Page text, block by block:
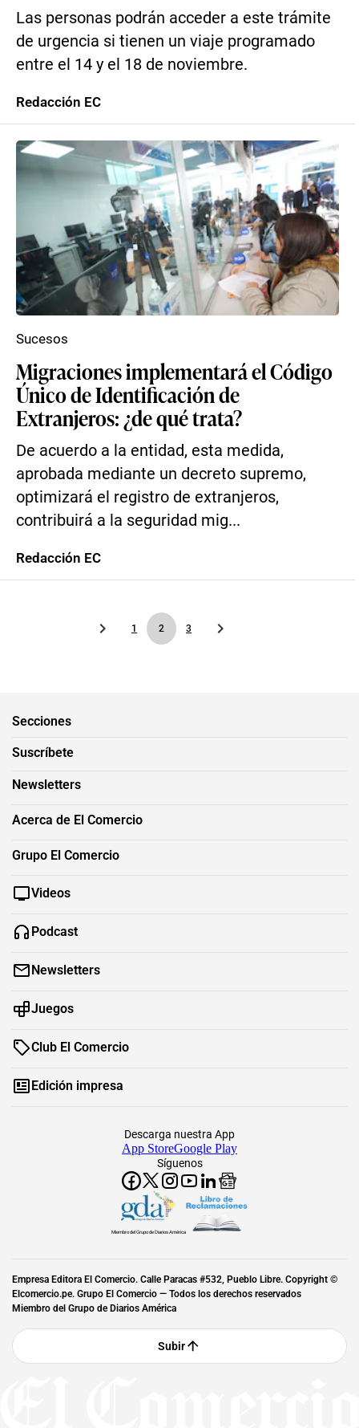
Las personas podrán acceder a este trámite
de urgencia si tienen un viaje programado
entre el 14 y el 18 de noviembre.
Redacción EC
Migraciones implementará el Código
Único de Identificación de
Extranjeros: ¿de qué trata?
De acuerdo a la entidad, esta medida,
aprobada mediante un decreto supremo,
optimizará el registro de extranjeros,
contribuirá a la seguridad mig...
Sucesos
Redacción EC
1 2 3
Secciones
Suscríbete
Newsletters
Acerca de El Comercio
Grupo El Comercio
Videos
Podcast
Newsletters
Juegos
Club El Comercio
Edición impresa
Síguenos
Descarga nuestra App
App StoreGoogle Play
Miembro del Grupo de Diarios América
Empresa Editora El Comercio. Calle Paracas #532, Pueblo Libre. Copyright ©
Elcomercio.pe. Grupo El Comercio — Todos los derechos reservados
Miembro del Grupo de Diarios América
Subir